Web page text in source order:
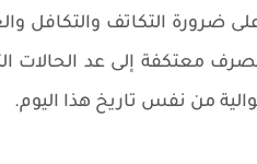
ضرورة التكاتف والتكافل
معتكفة إلى عد الحالات
من نفس تاريخ هذا اليوم.